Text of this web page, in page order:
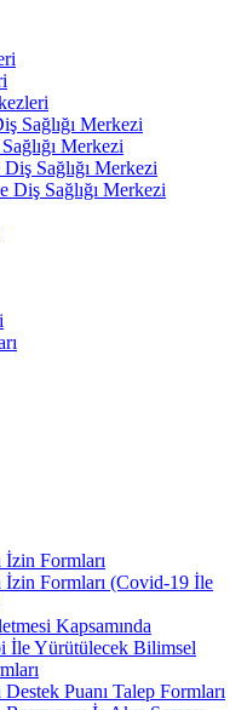
Sağlığı Merkezi
Merkezi
Sağlığı Merkezi
Diş Sağlığı Merkezi
Formları
İzin Formları (Covid-19 İle
Kapsamında
İle Yürütülecek Bilimsel
Puanı Talep Formları